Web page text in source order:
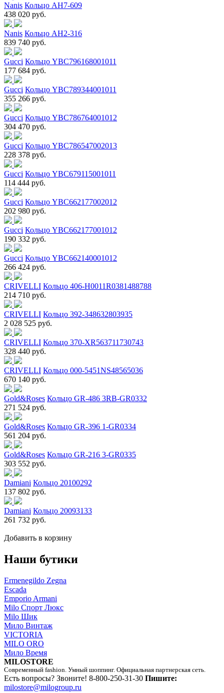
Nanis Кольцо AH7-609
438 020 руб.
Nanis Кольцо AH2-316
839 740 руб.
Gucci Кольцо YBC796168001011
177 684 руб.
Gucci Кольцо YBC789344001011
355 266 руб.
Gucci Кольцо YBC786764001012
304 470 руб.
Gucci Кольцо YBC786547002013
228 378 руб.
Gucci Кольцо YBC679115001011
114 444 руб.
Gucci Кольцо YBC662177002012
202 980 руб.
Gucci Кольцо YBC662177001012
190 332 руб.
Gucci Кольцо YBC662140001012
266 424 руб.
CRIVELLI Кольцо 406-H0011R0381488788
214 710 руб.
CRIVELLI Кольцо 392-348632803935
2 028 525 руб.
CRIVELLI Кольцо 370-XR563711730743
328 440 руб.
CRIVELLI Кольцо 000-5451NS48565036
670 140 руб.
Gold&Roses Кольцо GR-486 3RB-GR0332
271 524 руб.
Gold&Roses Кольцо GR-396 1-GR0334
561 204 руб.
Gold&Roses Кольцо GR-216 3-GR0335
303 552 руб.
Damiani Кольцо 20100292
137 802 руб.
Damiani Кольцо 20093133
261 732 руб.
Добавить в корзину
Наши бутики
Ermenegildo Zegna
Escada
Emporio Armani
Milo Спорт Люкс
Milo Шик
Мило Винтаж
VICTORIA
MILO ORO
Мило Время
MILOSTORE
Современный fashion. Умный шоппинг. Официальная партнерская сеть.
Есть вопросы? Звоните! 8-800-250-31-30 Пишите:
milostore@milogroup.ru